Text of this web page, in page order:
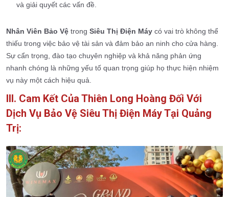
và giải quyết các vấn đề.
Nhân Viên Bảo Vệ trong Siêu Thị Điện Máy có vai trò không thể
thiếu trong việc bảo vệ tài sản và đảm bảo an ninh cho cửa hàng.
Sự cẩn trọng, đào tạo chuyên nghiệp và khả năng phản ứng
nhanh chóng là những yếu tố quan trọng giúp họ thực hiện nhiệm
vụ này một cách hiệu quả.
III. Cam Kết Của Thiên Long Hoàng Đối Với
Dịch Vụ Bảo Vệ Siêu Thị Điện Máy Tại Quảng
Trị: